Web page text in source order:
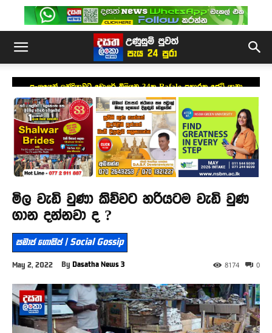
ප්‍රංශයෙන් ඉන්දියාවට ඩොලර් බිලියන 34ක Rafale ප්‍රහාරක ජෙට් යානා
යෝජනාවක්
මිල වැඩි වුණා කිව්වට හරියටම වැඩි වුණ
ගාන දන්නවා ද ?
සමාජ ගොසිප් | Social Gossip
May 2, 2022 By Dasatha News 3 0
8174